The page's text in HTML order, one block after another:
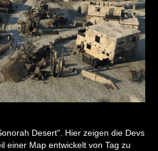
Desert". Hier zeigen die Devs
einer Map entwickelt von Tag zu